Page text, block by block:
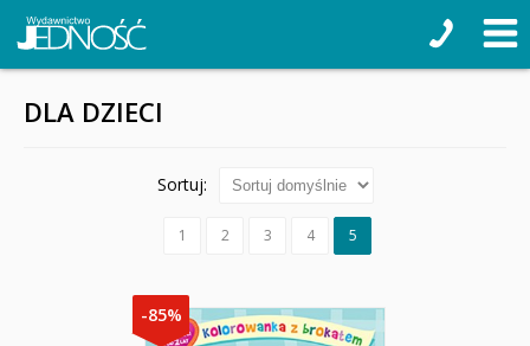
DLA DZIECI
Sortuj:
1 2 3 4 5
-85%